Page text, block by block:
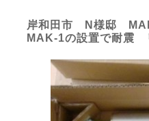
岸和田市 N様邸
MAK-1の設置で耐震